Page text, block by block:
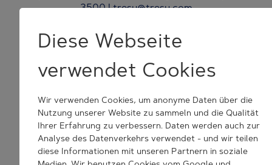
3500 | tresu@tresu.com
Diese Webseite
verwendet Cookies
Wir verwenden Cookies, um anonyme Daten über die
Nutzung unserer Website zu sammeln und die Qualität
Ihrer Erfahrung zu verbessern. Daten werden auch zur
Analyse des Datenverkehrs verwendet - und wir teilen
diese Informationen mit unseren Partnern in soziale